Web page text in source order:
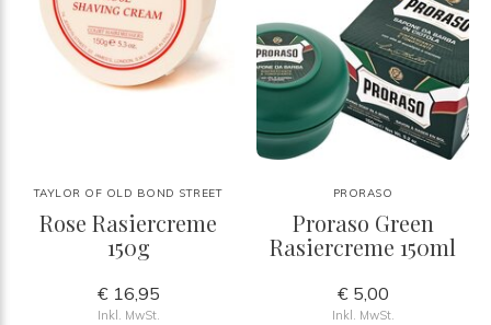
TAYLOR OF OLD BOND STREET
Rose Rasiercreme
150g
€ 16,95
Inkl. MwSt.
PRORASO
Proraso Green
Rasiercreme 150ml
€ 5,00
Inkl. MwSt.